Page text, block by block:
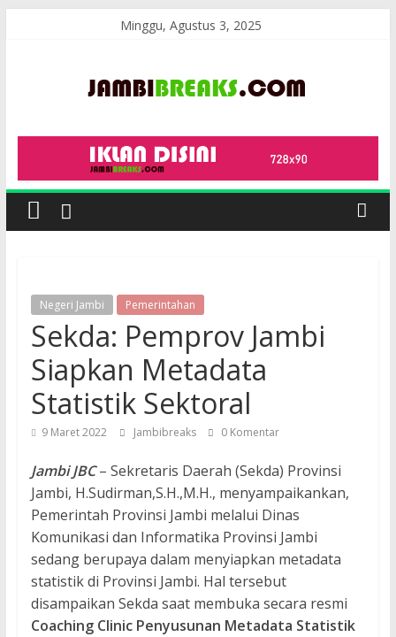
Minggu, Agustus 3, 2025
JambiBreaks
Negeri Jambi Pemerintahan
Sekda: Pemprov Jambi
Siapkan Metadata
Statistik Sektoral
9 Maret 2022 Jambibreaks 0 Komentar
Jambi JBC– Sekretaris Daerah (Sekda) Provinsi
Jambi, H.Sudirman,S.H.,M.H., menyampaikankan,
Pemerintah Provinsi Jambi melalui Dinas
Komunikasi dan Informatika Provinsi Jambi
sedang berupaya dalam menyiapkan metadata
statistik di Provinsi Jambi. Hal tersebut
disampaikan Sekda saat membuka secara resmi
Coaching Clinic Penyusunan Metadata Statistik